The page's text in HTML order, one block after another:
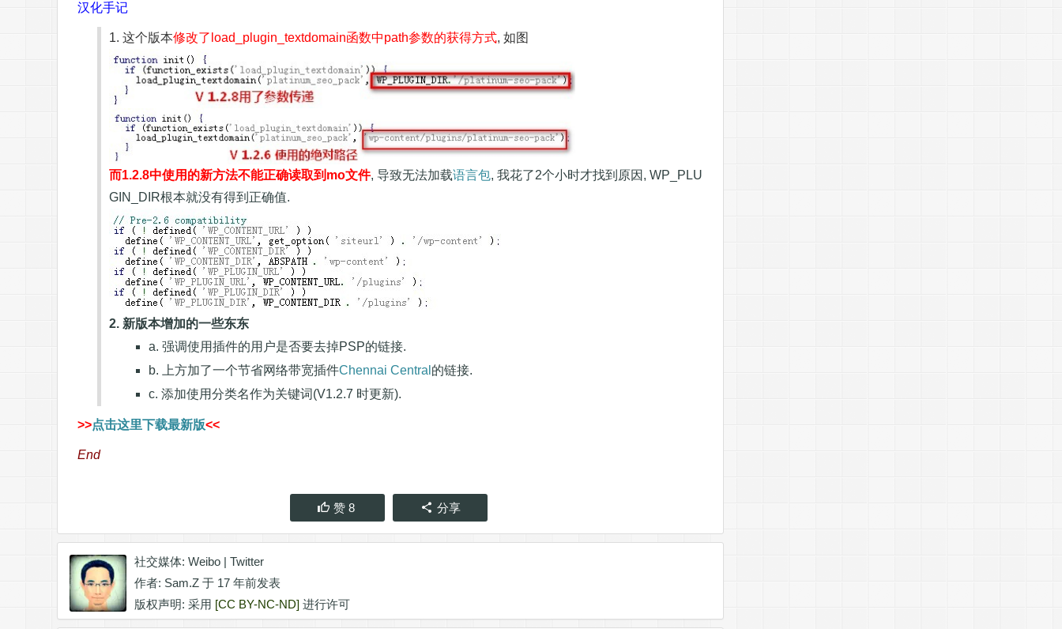
汉化手记
1. 这个版本修改了load_plugin_textdomain函数中path参数的获得方式, 如图
而1.2.8中使用的新方法不能正确读取到mo文件, 导致无法加载语言包, 我花了2个小时才找到原因, WP_PLU
GIN_DIR根本就没有得到正确值.
2. 新版本增加的一些东东
a. 强调使用插件的用户是否要去掉PSP的链接.
b. 上方加了一个节省网络带宽插件Chennai Central 的链接.
c. 添加使用分类名作为关键词(V1.2.7 时更新).
>>点击这里下载最新版<<
End
赞 8 分享
社交媒体: Weibo | Twitter
作者: Sam.Z 于 17 年前发表
版权声明: 采用 [CC BY-NC-ND] 进行许可